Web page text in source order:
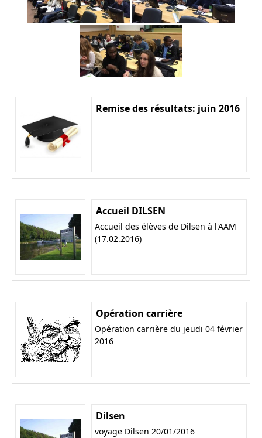
Remise des résultats: juin 2016
Accueil DILSEN
Accueil des élèves de Dilsen à l'AAM
(17.02.2016)
Opération carrière
Opération carrière du jeudi 04 février
2016
Dilsen
voyage Dilsen 20/01/2016